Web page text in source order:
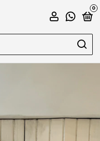
0